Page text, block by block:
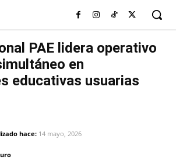
PAE lidera operativo
en
educativas usuarias
hace: 14 mayo, 2026